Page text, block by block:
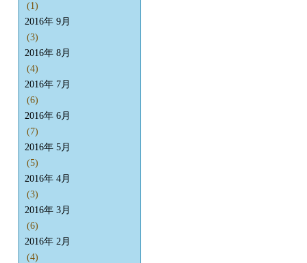
(1)
2016年 9月
(3)
2016年 8月
(4)
2016年 7月
(6)
2016年 6月
(7)
2016年 5月
(5)
2016年 4月
(3)
2016年 3月
(6)
2016年 2月
(4)